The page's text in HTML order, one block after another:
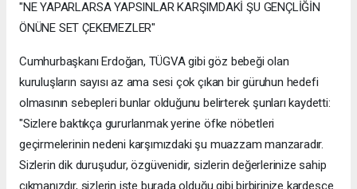
"NE YAPARLARSA YAPSINLAR KARŞIMDAKİ ŞU GENÇLİĞİN
ÖNÜNE SET ÇEKEMEZLER"
Cumhurbaşkanı Erdoğan, TÜGVA gibi göz bebeği olan
kuruluşların sayısı az ama sesi çok çıkan bir güruhun hedefi
olmasının sebepleri bunlar olduğunu belirterek şunları kaydetti:
"Sizlere baktıkça gururlanmak yerine öfke nöbetleri
geçirmelerinin nedeni karşımızdaki şu muazzam manzaradır.
Sizlerin dik duruşudur, özgüvenidir, sizlerin değerlerinize sahip
çıkmanızdır, sizlerin işte burada olduğu gibi birbirinize kardeşçe